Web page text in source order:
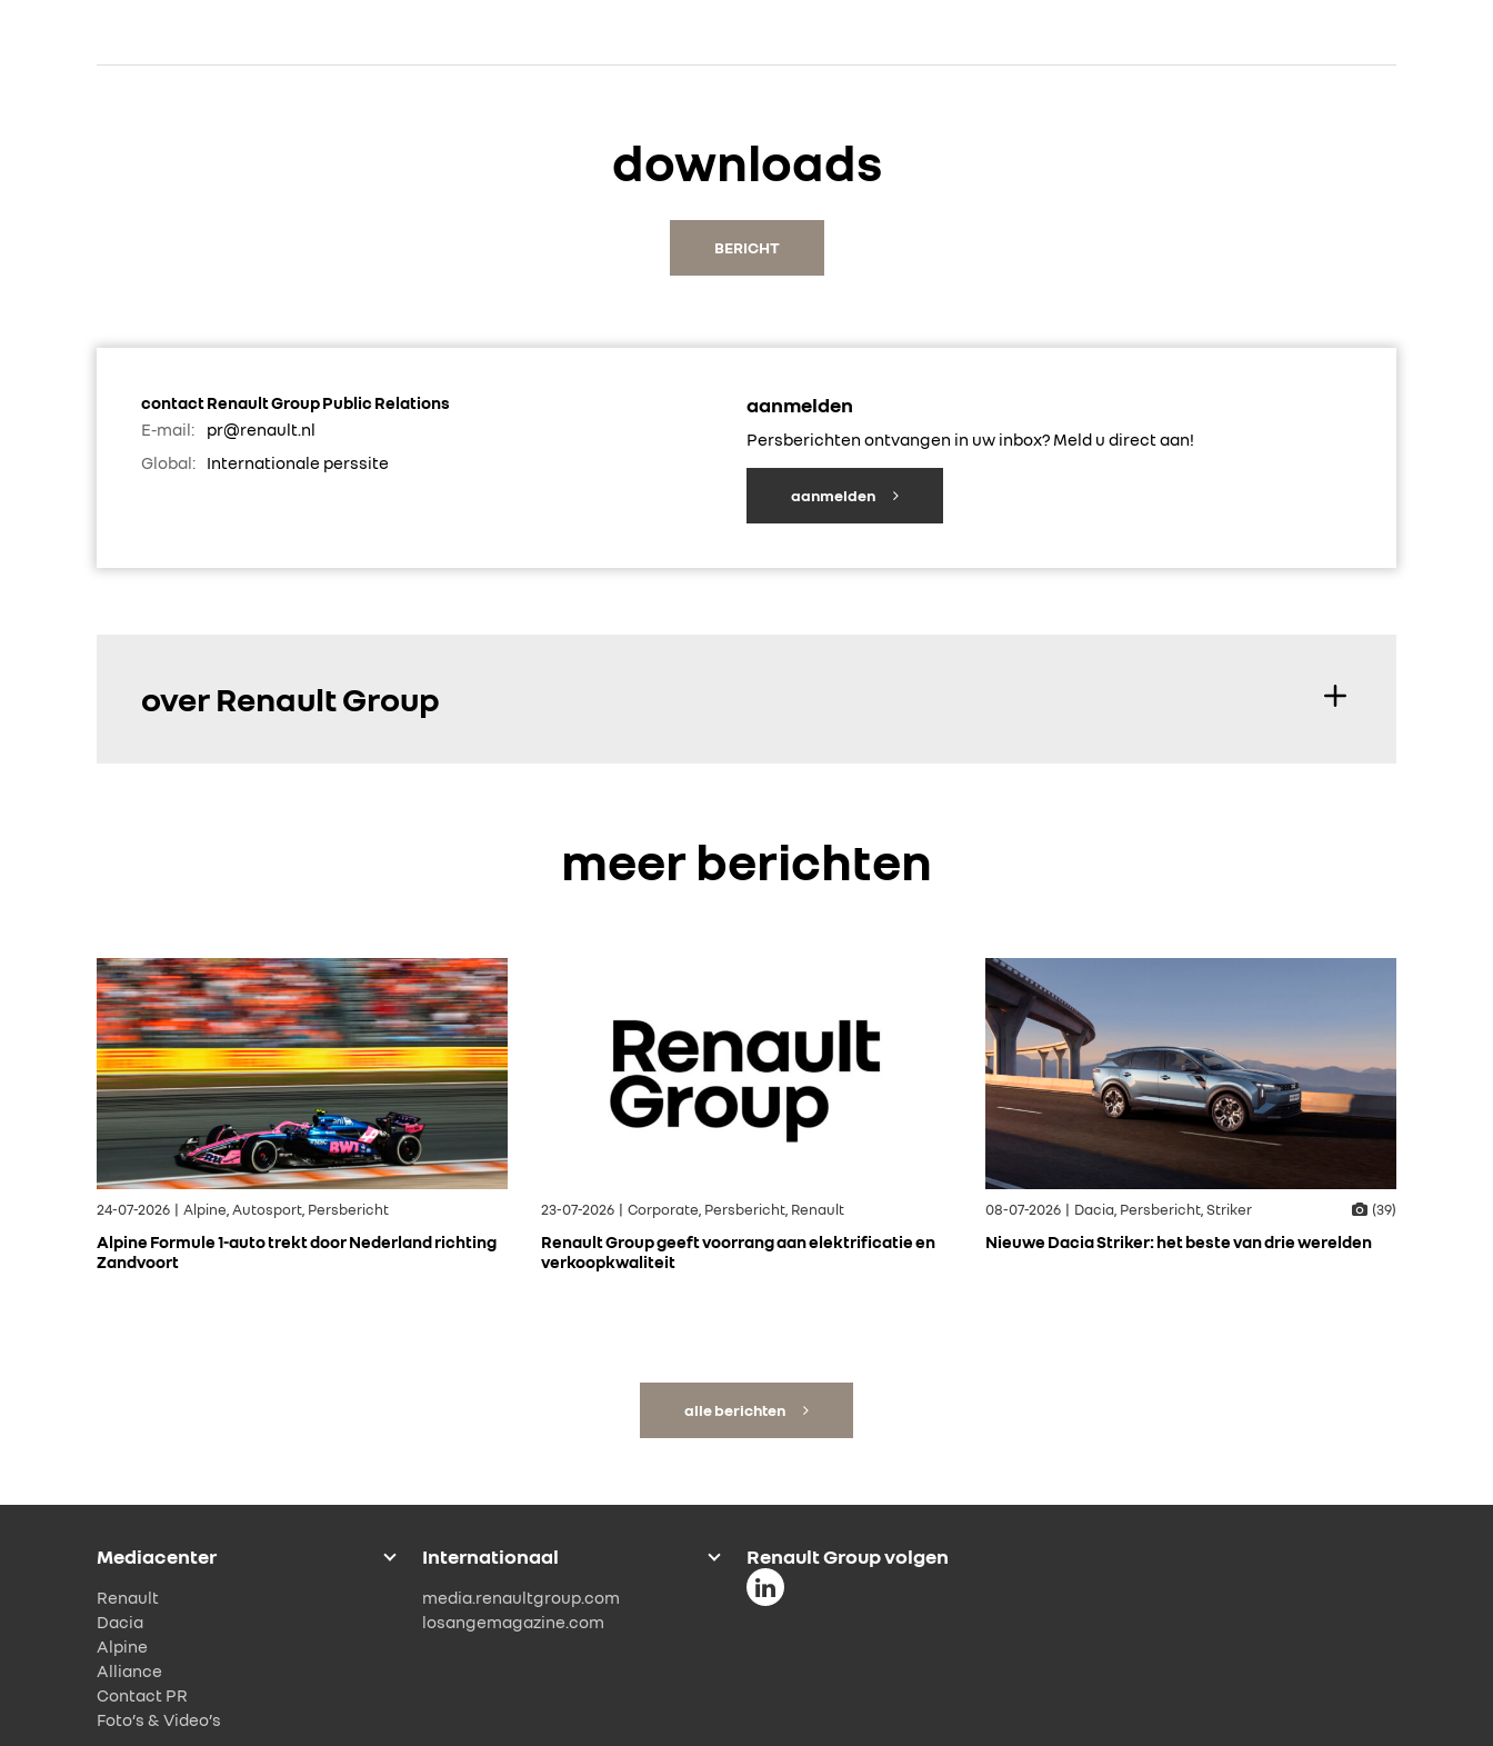
downloads
BERICHT
contact Renault Group Public Relations
E-mail:
pr@renault.nl
Global:
Internationale perssite
aanmelden
Persberichten ontvangen in uw inbox? Meld u direct aan!
aanmelden
over Renault Group
meer berichten
24-07-2026 | Alpine, Autosport, Persbericht
Alpine Formule 1-auto trekt door Nederland richting
Zandvoort
23-07-2026 | Corporate, Persbericht, Renault
Renault Group geeft voorrang aan elektrificatie en
verkoopkwaliteit
08-07-2026 | Dacia, Persbericht, Striker (39)
Nieuwe Dacia Striker: het beste van drie werelden
alle berichten
Mediacenter
Renault
Dacia
Alpine
Alliance
Contact PR
Foto’s & Video’s
Internationaal
media.renaultgroup.com
losangemagazine.com
Renault Group volgen